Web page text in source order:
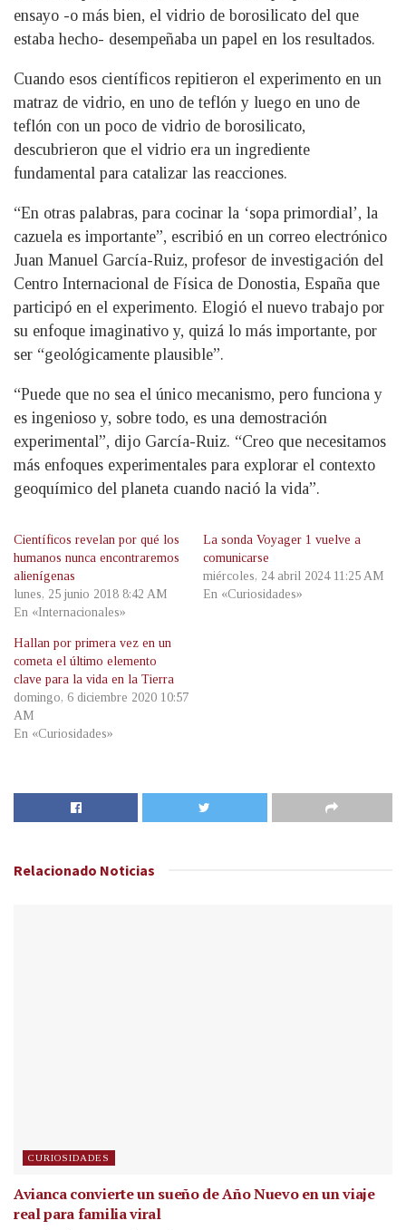
ensayo -o más bien, el vidrio de borosilicato del que
estaba hecho- desempeñaba un papel en los resultados.
Cuando esos científicos repitieron el experimento en un
matraz de vidrio, en uno de teflón y luego en uno de
teflón con un poco de vidrio de borosilicato,
descubrieron que el vidrio era un ingrediente
fundamental para catalizar las reacciones.
“En otras palabras, para cocinar la ‘sopa primordial’, la
cazuela es importante”, escribió en un correo electrónico
Juan Manuel García-Ruiz, profesor de investigación del
Centro Internacional de Física de Donostia, España que
participó en el experimento. Elogió el nuevo trabajo por
su enfoque imaginativo y, quizá lo más importante, por
ser “geológicamente plausible”.
“Puede que no sea el único mecanismo, pero funciona y
es ingenioso y, sobre todo, es una demostración
experimental”, dijo García-Ruiz. “Creo que necesitamos
más enfoques experimentales para explorar el contexto
geoquímico del planeta cuando nació la vida”.
Científicos revelan por qué los
humanos nunca encontraremos
alienígenas
lunes, 25 junio 2018 8:42 AM
En «Internacionales»
La sonda Voyager 1 vuelve a
comunicarse
miércoles, 24 abril 2024 11:25 AM
En «Curiosidades»
Hallan por primera vez en un
cometa el último elemento
clave para la vida en la Tierra
domingo, 6 diciembre 2020 10:57
AM
En «Curiosidades»
Relacionado Noticias
CURIOSIDADES
Avianca convierte un sueño de Año Nuevo en un viaje
real para familia viral